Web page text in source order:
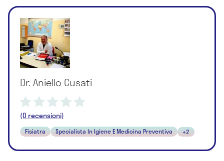
Dr. Aniello Cusati
(0 recensioni)
Fisiatra Specialista In Igiene E Medicina Preventiva +2